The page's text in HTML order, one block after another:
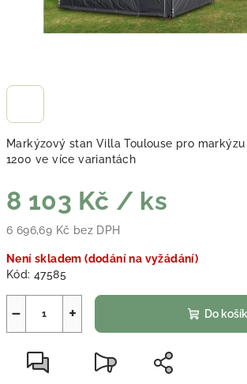
Markýzový stan Villa Toulouse pro
1200 ve více variantách
8 103 Kč / ks
6 696,69 Kč bez DPH
Není skladem (dodání na vyžádání)
Kód: 47585
+
− Do